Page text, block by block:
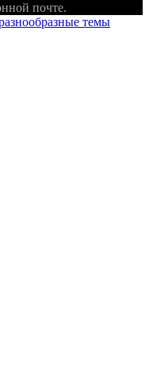
почте.
темы